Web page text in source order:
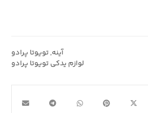
آینه,تویوتا پرادو
لوازم یدکی تویوتا پرادو